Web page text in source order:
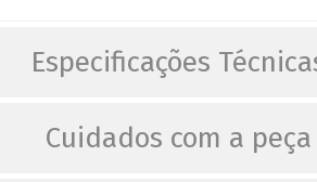
Especificações
Cuidados com a peça